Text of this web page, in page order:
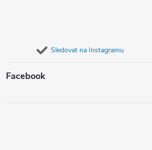
Sledovat na Instagramu
Facebook